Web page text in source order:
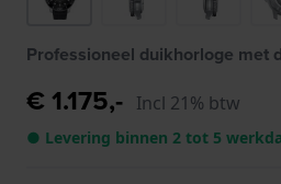
Professioneel duikhorloge met
€ 1.175,- Incl 21% btw
● Levering binnen 2 tot 5